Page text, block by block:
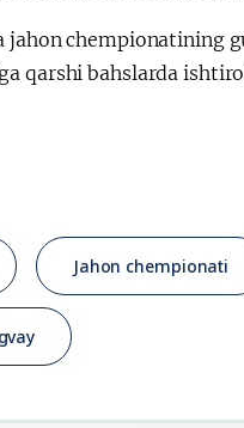
chempionatining
qarshi bahslarda
Jahon chempionati